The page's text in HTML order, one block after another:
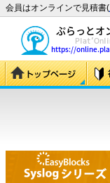
会員はオンラインで見積書(